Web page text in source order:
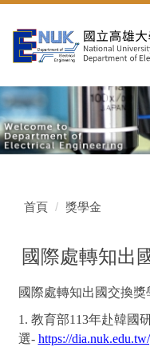
到
內
容
區
首頁 獎學金
國際處轉知出
國際處轉知出國交換獎
1. 教育部113年赴韓國
選- https://